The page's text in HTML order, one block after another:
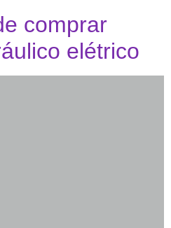
comprar
elétrico